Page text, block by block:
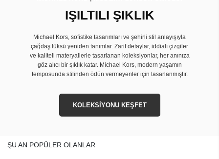
IŞILTILI ŞIKLIK
Michael Kors, sofistike tasarımları ve şehirli stil anlayışıyla
çağdaş lüksü yeniden tanımlar. Zarif detaylar, iddialı çizgiler
ve kaliteli materyallerle tasarlanan koleksiyonlar, her anınıza
göz alıcı bir şıklık katar. Michael Kors, modern yaşamın
temposunda stilinden ödün vermeyenler için tasarlanmıştır.
KOLEKSİYONU KEŞFET
ŞU AN POPÜLER OLANLAR